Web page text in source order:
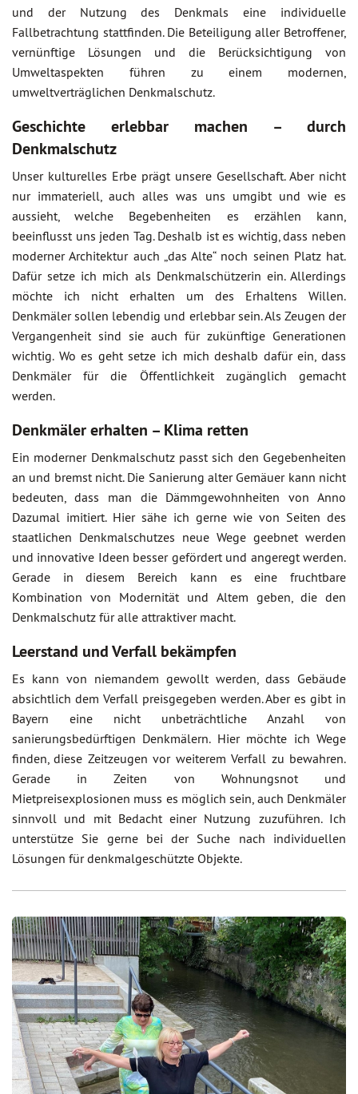
und der Nutzung des Denkmals eine individuelle
Fallbetrachtung stattfinden. Die Beteiligung aller Betroffener,
vernünftige Lösungen und die Berücksichtigung von
Umweltaspekten führen zu einem modernen,
umweltverträglichen Denkmalschutz.
Geschichte erlebbar machen – durch
Denkmalschutz
Unser kulturelles Erbe prägt unsere Gesellschaft. Aber nicht
nur immateriell, auch alles was uns umgibt und wie es
aussieht, welche Begebenheiten es erzählen kann,
beeinflusst uns jeden Tag. Deshalb ist es wichtig, dass neben
moderner Architektur auch „das Alte“ noch seinen Platz hat.
Dafür setze ich mich als Denkmalschützerin ein. Allerdings
möchte ich nicht erhalten um des Erhaltens Willen.
Denkmäler sollen lebendig und erlebbar sein. Als Zeugen der
Vergangenheit sind sie auch für zukünftige Generationen
wichtig. Wo es geht setze ich mich deshalb dafür ein, dass
Denkmäler für die Öffentlichkeit zugänglich gemacht
werden.
Denkmäler erhalten – Klima retten
Ein moderner Denkmalschutz passt sich den Gegebenheiten
an und bremst nicht. Die Sanierung alter Gemäuer kann nicht
bedeuten, dass man die Dämmgewohnheiten von Anno
Dazumal imitiert. Hier sähe ich gerne wie von Seiten des
staatlichen Denkmalschutzes neue Wege geebnet werden
und innovative Ideen besser gefördert und angeregt werden.
Gerade in diesem Bereich kann es eine fruchtbare
Kombination von Modernität und Altem geben, die den
Denkmalschutz für alle attraktiver macht.
Leerstand und Verfall bekämpfen
Es kann von niemandem gewollt werden, dass Gebäude
absichtlich dem Verfall preisgegeben werden. Aber es gibt in
Bayern eine nicht unbeträchtliche Anzahl von
sanierungsbedürftigen Denkmälern. Hier möchte ich Wege
finden, diese Zeitzeugen vor weiterem Verfall zu bewahren.
Gerade in Zeiten von Wohnungsnot und
Mietpreisexplosionen muss es möglich sein, auch Denkmäler
sinnvoll und mit Bedacht einer Nutzung zuzuführen. Ich
unterstütze Sie gerne bei der Suche nach individuellen
Lösungen für denkmalgeschützte Objekte.